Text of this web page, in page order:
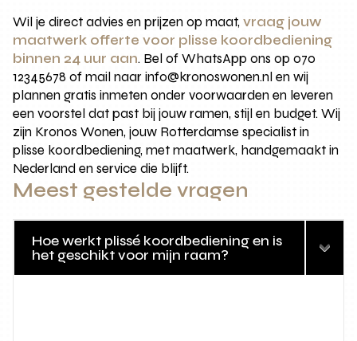
Wil je direct advies en prijzen op maat,vraag jouw
maatwerk offerte voor plisse koordbediening
binnen 24 uur aan. Bel of WhatsApp ons op 070
12345678 of mail naar info@kronoswonen.nl en wij
plannen gratis inmeten onder voorwaarden en leveren
een voorstel dat past bij jouw ramen, stijl en budget. Wij
zijn Kronos Wonen, jouw Rotterdamse specialist in
plisse koordbediening, met maatwerk, handgemaakt in
Nederland en service die blijft.
Meest gestelde vragen
Hoe werkt plissé koordbediening en is
het geschikt voor mijn raam?